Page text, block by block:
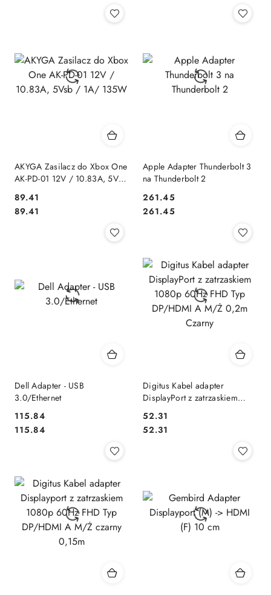
AKYGA Zasilacz do Xbox One
AK-PD-01 12V / 10.83A, 5Vsb
Cena:
89.41
Cena:
89.41
Apple Adapter Thunderbolt 3
na Thunderbolt 2
Cena:
261.45
Cena:
261.45
Dell Adapter - USB
3.0/Ethernet
Cena:
115.84
Cena:
115.84
Digitus Kabel adapter
DisplayPort z zatrzaskiem
DP/HDMI A M/Ż 0,2m Czarny
Cena:
52.31
Cena:
52.31